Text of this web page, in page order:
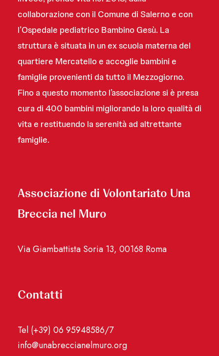
collaborazione con il Comune di Salerno e con
l’Ospedale pediatrico Bambino Gesù. La
struttura è situata in un ex scuola materna del
quartiere Mercatello e accoglie bambini e
famiglie provenienti da tutto il Mezzogiorno.
Fino a questo momento l’associazione si è presa
cura di 400 bambini migliorando la loro qualità di
vita e restituendo la serenità ad altrettante
famiglie.
Associazione di Volontariato Una
Breccia nel Muro
Via Giambattista Soria 13, 00168 Roma
Contatti
Tel (+39) 06 95948586/7
info@unabreccianelmuro.org